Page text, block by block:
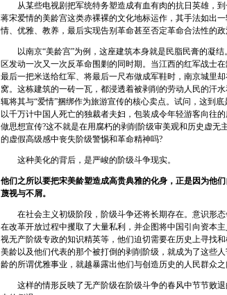
从某些电视剧把军统特务塑造成有血有肉的抗日英雄，到
蒋宋爱情的美龄宫这类赤裸裸的文化地标运作，其手法如出
情、优雅、教养，最后实现告别革命甚至否定革命合法性的政
以南京“美龄宫”为例，这座建筑本身就是民脂民膏的凝结
区发动一次又一次反革命围剿的同时期。当江西的红军战士
最后一把米送给红军、将最后一尺布做成军鞋时，南京城里
窝。这栋建筑的一砖一瓦，都浸透着被剥削的劳动人民的汗
辄将其与“爱情”捆绑作为旅游宣传的核心卖点。试问，这到
以千万计中国人死亡的独裁者夫妇，包装成令年轻游客向往
做思想宣传?这不就是在用腐朽的剥削阶级审美观和历史虚
的虚假高级感中丧失阶级警惕和革命精神吗?
这种美化的背后，是严峻的阶级斗争现实。
他们之所以要把宋美龄塑造成高贵典雅的化身，正是因为他
蔑视与不屑。
在社会主义初级阶段，阶级斗争还将长期存在。意识形态
在改革开放过程中攫取了大量私利，并企图将中国引向资本
视无产阶级专政的知识精英等，他们迫切需要在历史上寻找
美龄以及他们代表的那个被打倒的剥削阶级，就成为了这些
龄的所谓优雅事业，就越暴露出他们与创造历史的人民群众
这样的情形反映了无产阶级在阶级斗争的春风中节节败退